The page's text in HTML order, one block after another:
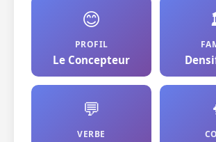
😊
PROFIL
Le Concepteur
💬
VERBE